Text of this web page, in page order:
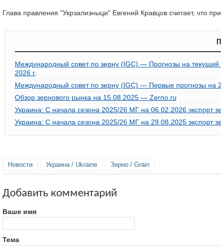
Глава правления "Укрзализныци" Евгений Кравцов считает, что
Международный совет по зерну (IGC) — Прогнозы на
2026 г.
Международный совет по зерну (IGC) — Первые прогнозы на
Обзор зернового рынка на 15.08.2025 — Zerno.ru
Украина: С начала сезона 2025/26 МГ на 06.02.2026 экспорт
Украина: С начала сезона 2025/26 МГ на 29.08.2025 экспорт
Новости Украина / Ukraine Зерно / Grain
Добавить комментарий
Ваше имя
Тема